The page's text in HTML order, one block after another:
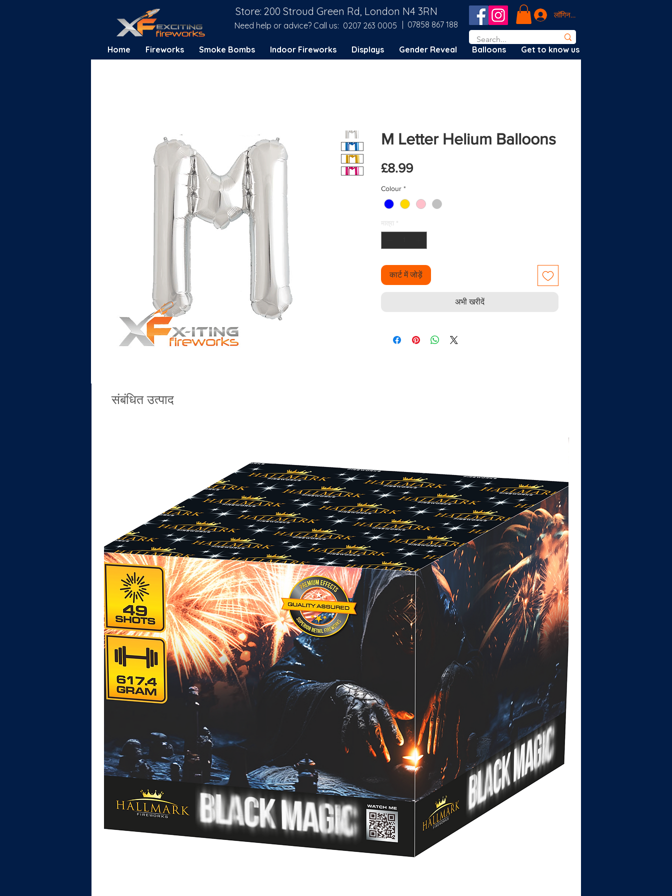
Store: 200 Stroud Green Rd, London N4 3RN
Need help or advice? Call us: 0207 263 0005 | 07858 867 188
लॉगिन करें
Home Fireworks Smoke Bombs Indoor Fireworks Displays Gender Reveal Balloons Get to know us
M Letter Helium Balloons
£8.99मूल्य
Colour *
कार्ट में जोड़ें
अभी खरीदें
संबंधित उत्पाद